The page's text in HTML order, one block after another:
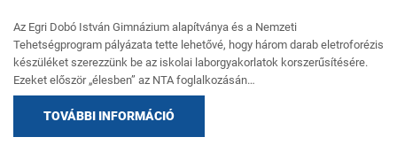
Az Egri Dobó István Gimnázium alapítványa és a Nemzeti
Tehetségprogram pályázata tette lehetővé, hogy három darab eletroforézis
készüléket szerezzünk be az iskolai laborgyakorlatok korszerűsítésére.
Ezeket először „élesben” az NTA foglalkozásán…
TOVÁBBI INFORMÁCIÓ